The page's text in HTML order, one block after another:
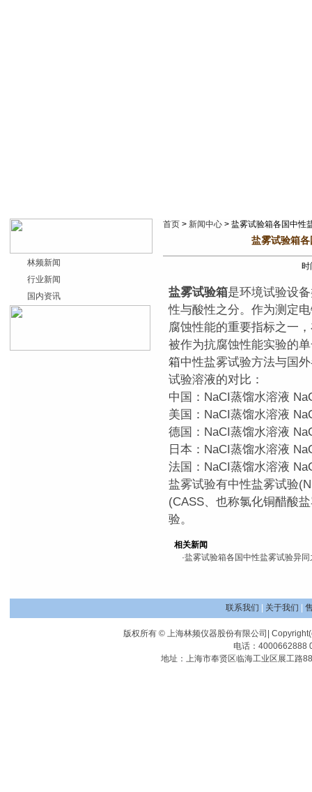
林频新闻
行业新闻
国内资讯
首页 > 新闻中心 > 盐雾试验箱各国中性
盐雾试验箱
盐雾试验箱是环境试验设
性与酸性之分。作为测定
腐蚀性能的重要指标之一
被作为抗腐蚀性能实验的
箱中性盐雾试验方法与国
试验溶液的对比：
中国：NaCI蒸馏水溶液
美国：NaCI蒸馏水溶液
德国：NaCI蒸馏水溶液
日本：NaCI蒸馏水溶液
法国：NaCI蒸馏水溶液
盐雾试验有中性盐雾试验
(CASS、也称氯化铜醋酸
验。
相关新闻
·盐雾试验箱各国中性盐雾试验异
联系我们 关于我们
版权所有 © 上海林频仪器股份有限公司|
电话：4000662888
地址：上海市奉贤区临海工业区展工路